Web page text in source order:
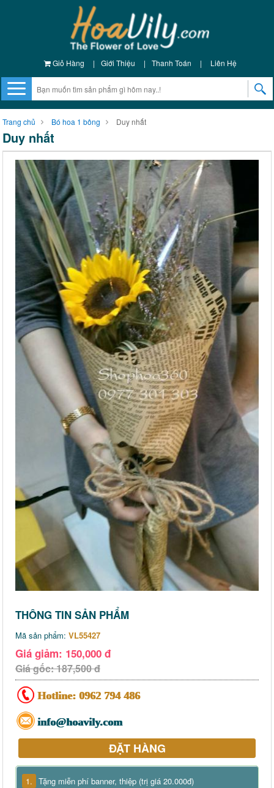
Giỏ Hàng | Giới Thiệu | Thanh Toán | Liên Hệ
Trang chủ Bó hoa 1 bông Duy nhất
Duy nhất
THÔNG TIN SẢN PHẨM
Mã sản phẩm: VL55427
Giá giảm: 150,000 đ
Giá gốc: 187,500 đ
Hotline: 0962 794 486
info@hoavily.com
ĐẶT HÀNG
1. Tặng miễn phí banner, thiệp (trị giá 20.000đ)